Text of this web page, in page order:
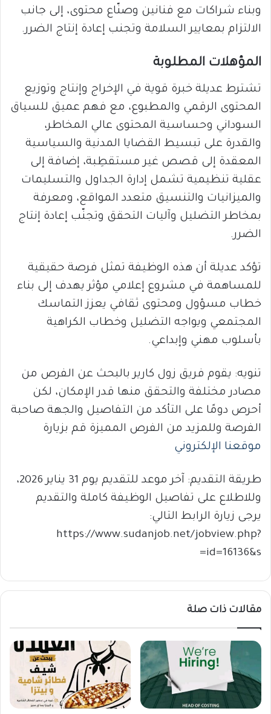
وبناء شراكات مع فنانين وصنّاع محتوى، إلى جانب
الالتزام بمعايير السلامة وتجنب إعادة إنتاج الضرر.
المؤهلات المطلوبة
تشترط عديلة خبرة قوية في الإخراج وإنتاج وتوزيع
المحتوى الرقمي والمطبوع، مع فهم عميق للسياق
السوداني وحساسية المحتوى عالي المخاطر،
والقدرة على تبسيط القضايا المدنية والسياسية
المعقدة إلى قصص غير مستقطِبة، إضافة إلى
عقلية تنظيمية تشمل إدارة الجداول والتسليمات
والميزانيات والتنسيق متعدد المواقع، ومعرفة
بمخاطر التضليل وآليات التحقق وتجنّب إعادة إنتاج
الضرر.
تؤكد عديلة أن هذه الوظيفة تمثل فرصة حقيقية
للمساهمة في مشروع إعلامي مؤثر يهدف إلى بناء
خطاب مسؤول ومحتوى ثقافي يعزز التماسك
المجتمعي ويواجه التضليل وخطاب الكراهية
بأسلوب مهني وإبداعي.
تنويه: يقوم فريق زول كارير بالبحث عن الفرص من
مصادر مختلفة والتحقق منها قدر الإمكان، لكن
أحرص دومًا على التأكد من التفاصيل والجهة صاحبة
الفرصة وللمزيد من الفرص المميزة قم بزيارة
موقعنا الإلكتروني
طريقة التقديم: آخر موعد للتقديم يوم 31 يناير 2026،
وللاطلاع على تفاصيل الوظيفة كاملة والتقديم
يرجى زيارة الرابط التالي:
https://www.sudanjob.net/jobview.php?
id=16136&s=
مقالات ذات صلة